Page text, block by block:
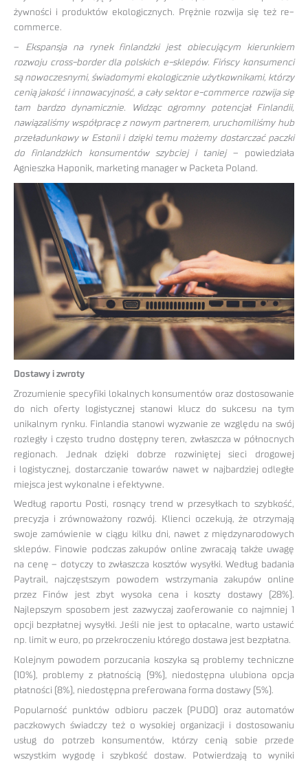
żywności i produktów ekologicznych. Prężnie rozwija się też re-
commerce.
– Ekspansja na rynek finlandzki jest obiecującym kierunkiem
rozwoju cross-border dla polskich e-sklepów. Fińscy konsumenci
są nowoczesnymi, świadomymi ekologicznie użytkownikami, którzy
cenią jakość i innowacyjność, a cały sektor e-commerce rozwija się
tam bardzo dynamicznie. Widząc ogromny potencjał Finlandii,
nawiązaliśmy współpracę z nowym partnerem, uruchomiliśmy hub
przeładunkowy w Estonii i dzięki temu możemy dostarczać paczki
do finlandzkich konsumentów szybciej i taniej – powiedziała
Agnieszka Haponik, marketing manager w Packeta Poland.
Dostawy i zwroty
Zrozumienie specyfiki lokalnych konsumentów oraz dostosowanie
do nich oferty logistycznej stanowi klucz do sukcesu na tym
unikalnym rynku. Finlandia stanowi wyzwanie ze względu na swój
rozległy i często trudno dostępny teren, zwłaszcza w północnych
regionach. Jednak dzięki dobrze rozwiniętej sieci drogowej
i logistycznej, dostarczanie towarów nawet w najbardziej odległe
miejsca jest wykonalne i efektywne.
Według raportu Posti, rosnący trend w przesyłkach to szybkość,
precyzja i zrównoważony rozwój. Klienci oczekują, że otrzymają
swoje zamówienie w ciągu kilku dni, nawet z międzynarodowych
sklepów. Finowie podczas zakupów online zwracają także uwagę
na cenę – dotyczy to zwłaszcza kosztów wysyłki. Według badania
Paytrail, najczęstszym powodem wstrzymania zakupów online
przez Finów jest zbyt wysoka cena i koszty dostawy (28%).
Najlepszym sposobem jest zazwyczaj zaoferowanie co najmniej 1
opcji bezpłatnej wysyłki. Jeśli nie jest to opłacalne, warto ustawić
np. limit w euro, po przekroczeniu którego dostawa jest bezpłatna.
Kolejnym powodem porzucania koszyka są problemy techniczne
(10%), problemy z płatnością (9%), niedostępna ulubiona opcja
płatności (8%), niedostępna preferowana forma dostawy (5%).
Popularność punktów odbioru paczek (PUDO) oraz automatów
paczkowych świadczy też o wysokiej organizacji i dostosowaniu
usług do potrzeb konsumentów, którzy cenią sobie przede
wszystkim wygodę i szybkość dostaw. Potwierdzają to wyniki